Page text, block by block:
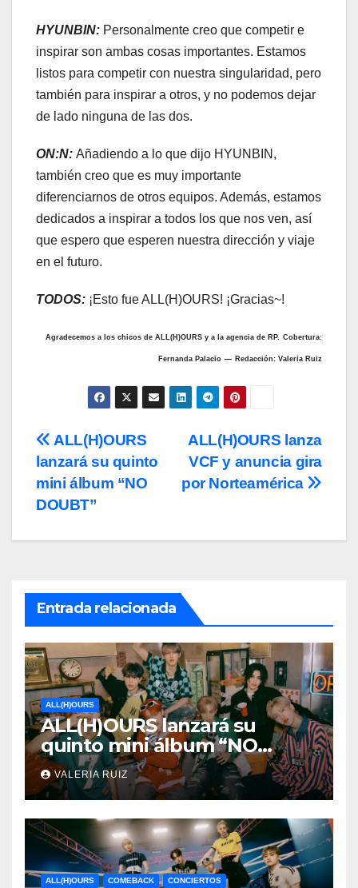
HYUNBIN: Personalmente creo que competir e
inspirar son ambas cosas importantes. Estamos
listos para competir con nuestra singularidad, pero
también para inspirar a otros, y no podemos dejar
de lado ninguna de las dos.
ON:N: Añadiendo a lo que dijo HYUNBIN,
también creo que es muy importante
diferenciarnos de otros equipos. Además, estamos
dedicados a inspirar a todos los que nos ven, así
que espero que esperen nuestra dirección y viaje
en el futuro.
TODOS: ¡Esto fue ALL(H)OURS! ¡Gracias~!
Agradecemos a los chicos de ALL(H)OURS y a la agencia de RP. Cobertura:
Fernanda Palacio – Redacción: Valeria Ruiz
Navegación
de
entradas
ALL(H)OURS lanza
VCF y anuncia gira
por Norteamérica
ALL(H)OURS
lanzará su quinto
mini álbum “NO
DOUBT”
Entrada relacionada
ALL(H)OURS
ALL(H)OURS lanzará su
quinto mini álbum “NO
DOUBT”
VALERIA RUIZ
ALL(H)OURS COMEBACK CONCIERTOS